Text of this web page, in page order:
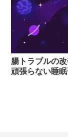
腸トラブルの
頑張らない睡